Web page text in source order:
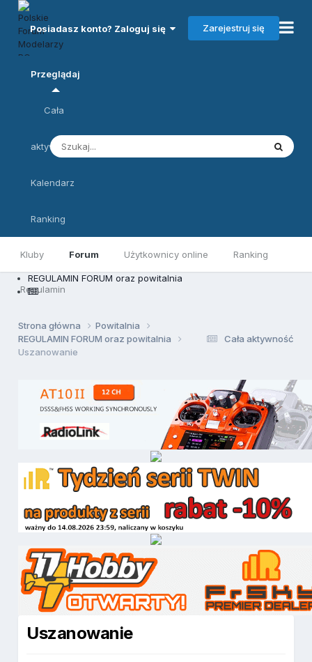
Posiadasz konto? Zaloguj się Zarejestruj się
Przeglądaj
Kluby Forum Użytkownicy online Ranking
Regulamin
Cała
aktywność
Kalendarz
Ranking
REGULAMIN FORUM oraz powitalnia
Cała aktywność
Strona główna
Powitalnia
REGULAMIN FORUM oraz powitalnia
Uszanowanie
Uszanowanie